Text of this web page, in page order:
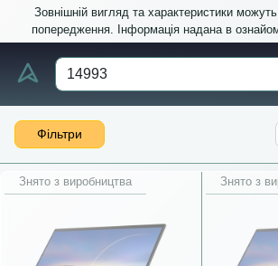
Зовнішній вигляд та характеристики
попередження. Інформація надана в
Фільтри
Знято з виробництва Знято з